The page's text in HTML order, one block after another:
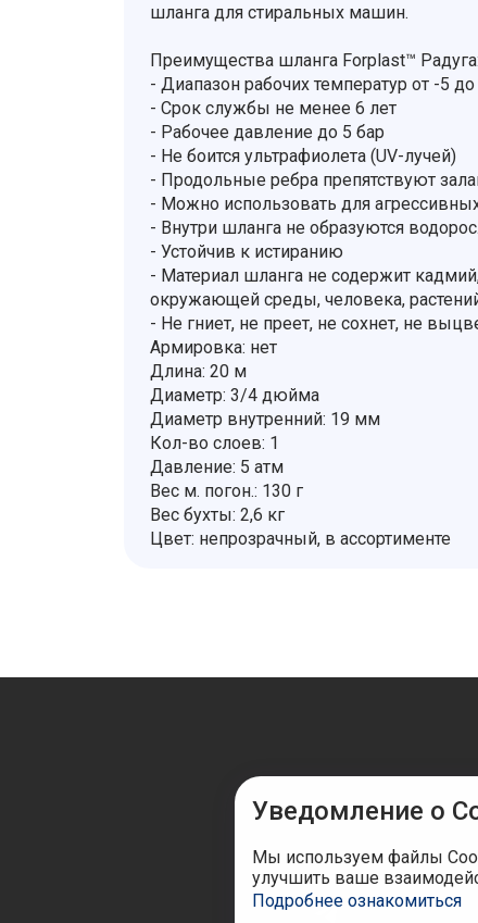
шланга для стиральных машин.
Преимущества шланга Forplast™ Радуга:
- Диапазон рабочих температур от -5
- Срок службы не менее 6 лет
- Рабочее давление до 5 бар
- Не боится ультрафиолета (UV-лучей)
- Продольные ребра препятствуют
- Можно использовать для
- Внутри шланга не образуются
- Устойчив к истиранию
- Материал шланга не содержит
окружающей среды, человека,
- Не гниет, не преет, не сохнет, не
Армировка: нет
Длина: 20 м
Диаметр: 3/4 дюйма
Диаметр внутренний: 19 мм
Кол-во слоев: 1
Давление: 5 атм
Вес м. погон.: 130 г
Вес бухты: 2,6 кг
Цвет: непрозрачный, в ассортименте
Уведомление о
Мы используем файлы
улучшить ваше
Подробнее ознакомиться